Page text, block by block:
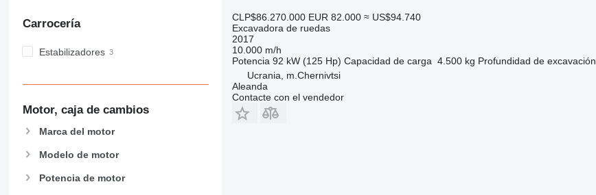
Carrocería
Estabilizadores
Motor, caja de cambios
Marca del motor
Modelo de motor
Potencia de motor
CLP$86.270.000 EUR 82.000 ≈ US$94.740
Excavadora de ruedas
2017
10.000 m/h
Potencia 92 kW (125 Hp) Capacidad de carga 4.500 kg Profundidad de excavación
Ucrania, m.Chernivtsi
Aleanda
Contacte con el vendedor